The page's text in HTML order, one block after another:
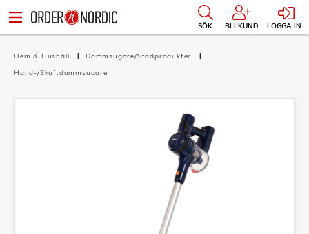
SÖK BLI KUND LOGGA IN
Hem & Hushåll
Dammsugare/Städprodukter
Hand-/Skaftdammsugare